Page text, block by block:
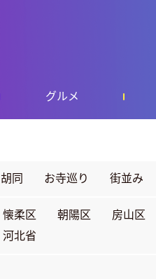
グルメ
胡同 お寺巡り 街並み
懐柔区 朝陽区 房山区
河北省